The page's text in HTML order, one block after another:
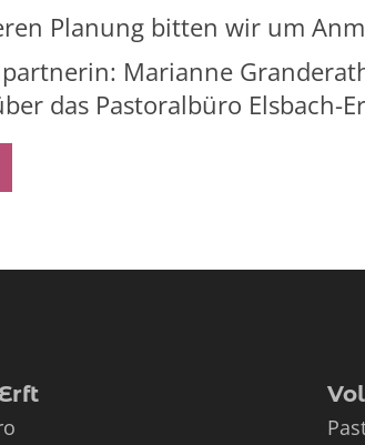
Planung bitten wir um
Marianne
das Pastoralbüro Elsbach-